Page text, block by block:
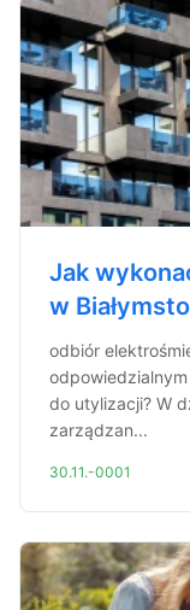
Jak
w
odbiór
do utylizacji? W
zarządzan...
30.11.-0001